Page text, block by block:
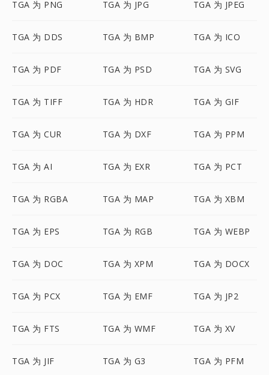
TGA 为 PNG TGA 为 JPG TGA 为 JPEG
TGA 为 DDS TGA 为 BMP TGA 为 ICO
TGA 为 PDF TGA 为 PSD TGA 为 SVG
TGA 为 TIFF TGA 为 HDR TGA 为 GIF
TGA 为 CUR TGA 为 DXF TGA 为 PPM
TGA 为 AI TGA 为 EXR TGA 为 PCT
TGA 为 RGBA TGA 为 MAP TGA 为 XBM
TGA 为 EPS TGA 为 RGB TGA 为 WEBP
TGA 为 DOC TGA 为 XPM TGA 为 DOCX
TGA 为 PCX TGA 为 EMF TGA 为 JP2
TGA 为 FTS TGA 为 WMF TGA 为 XV
TGA 为 JIF TGA 为 G3 TGA 为 PFM